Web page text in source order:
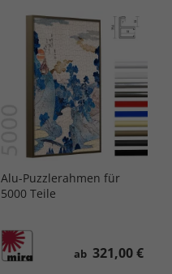
Alu-Puzzlerahmen für
5000 Teile
ab 321,00 €